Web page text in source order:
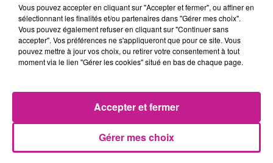
autour de la détente et du fun : blind-test, karaoké, danse, DJ
et musique live. Enfin chaque dimanche, ce sera ambiance
guinguette
A noter, deux grandes soirées à ne pas rater : le 26 juin,
Mulhouse Plage sera ouvert jusqu’au 25 août.
TITRES DIFFUSÉS
Vous pouvez accepter en cliquant sur "Accepter et fermer", ou affiner en
sélectionnant les finalités et/ou partenaires dans "Gérer mes choix".
Vous pouvez également refuser en cliquant sur "Continuer sans
accepter". Vos préférences ne s'appliqueront que pour ce site. Vous
pouvez mettre à jour vos choix, ou retirer votre consentement à tout
moment via le lien "Gérer les cookies" situé en bas de chaque page.
Gérer mes choix
Accepter et fermer